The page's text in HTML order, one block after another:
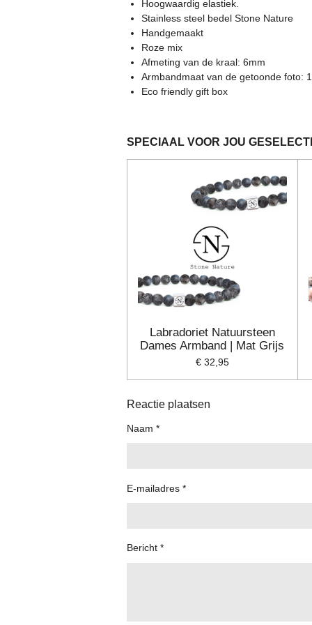
5
e
r
r
r
e
n
r
r
e
n
r
r
n
r
r
n
Hoogwaardig elastiek.
Stainless steel bedel Stone Nature
Handgemaakt
Roze mix
Afmeting van de kraal: 6mm
Armbandmaat van de getoonde foto:
Eco friendly gift box
SPECIAAL VOOR JOU
Labradoriet Natuursteen
Dames Armband | Mat Grijs
€ 32,95
Reactie plaatsen
Naam *
E-mailadres *
Bericht *